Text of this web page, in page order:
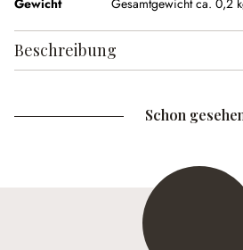
Gewicht Gesamtgewicht ca. 0,2
Beschreibung
Schon